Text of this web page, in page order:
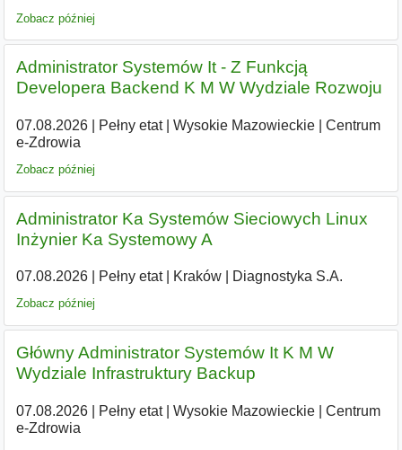
Zobacz później
Administrator Systemów It - Z Funkcją
Developera Backend K M W Wydziale Rozwoju
07.08.2026| Pełny etat| Wysokie Mazowieckie|
Centrum
e-Zdrowia
Zobacz później
Administrator Ka Systemów Sieciowych Linux
Inżynier Ka Systemowy A
07.08.2026| Pełny etat| Kraków| Diagnostyka S.A.
Zobacz później
Główny Administrator Systemów It K M W
Wydziale Infrastruktury Backup
07.08.2026| Pełny etat| Wysokie Mazowieckie|
Centrum
e-Zdrowia